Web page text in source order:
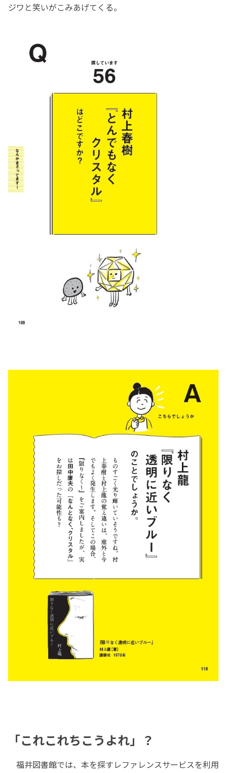
ジワと笑いがこみあげてくる。
「これこれちこうよれ」？
福井図書館では、本を探すレファレンスサービスを利用